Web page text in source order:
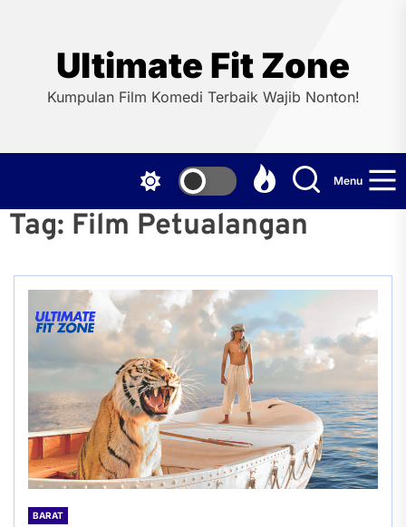
Ultimate Fit Zone
Kumpulan Film Komedi Terbaik Wajib Nonton!
Menu
Tag: Film Petualangan
BARAT